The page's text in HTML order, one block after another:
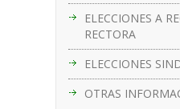
ELECCIONES A
RECTORA
ELECCIONES
OTRAS